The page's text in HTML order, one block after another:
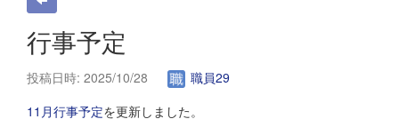
行事予定
投稿日時: 2025/10/28
職員29
11月行事予定を更新しました。